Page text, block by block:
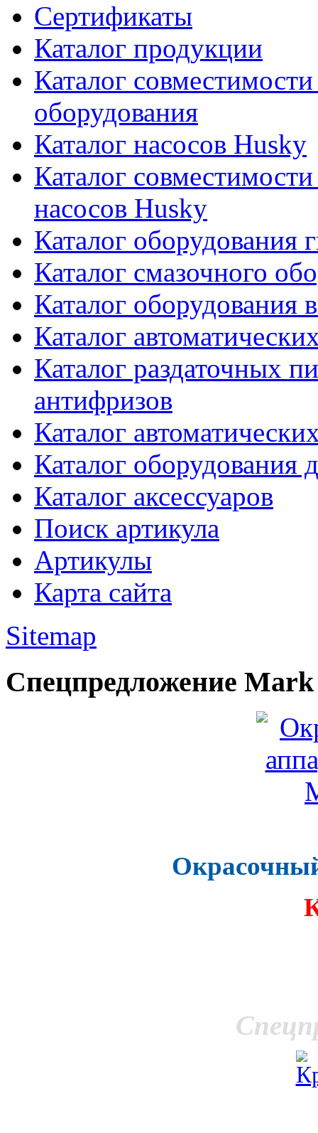
Сертификаты
Каталог продукции
Каталог
оборудования
Каталог насосов Husky
Каталог
насосов Husky
Каталог оборудования
Каталог смазочного
Каталог оборудования
Каталог
Каталог раздаточных
антифризов
Каталог
Каталог оборудования
Каталог аксессуаров
Поиск артикула
Артикулы
Карта сайта
Sitemap
Спецпредложение